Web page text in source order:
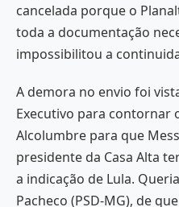
cancelada porque o
toda a documentação
impossibilitou a
A demora no envio foi
Executivo para contornar
Alcolumbre para que
presidente da Casa Alta
a indicação de Lula.
Pacheco (PSD-MG), de